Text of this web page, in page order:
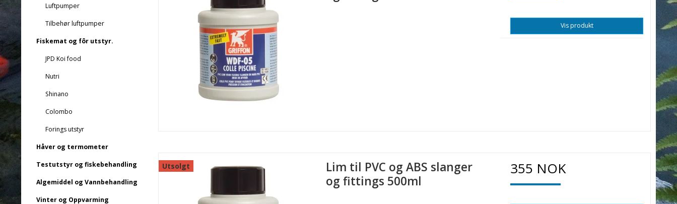
Luftpumper
Tilbehør luftpumper
Fiskemat og fôr utstyr.
JPD Koi food
Nutri
Shinano
Colombo
Forings utstyr
Håver og termometer
Testutstyr og fiskebehandling
Algemiddel og Vannbehandling
Vinter og Oppvarming
Vis produkt
Utsolgt
Lim til PVC og ABS slanger
og fittings 500ml
355 NOK